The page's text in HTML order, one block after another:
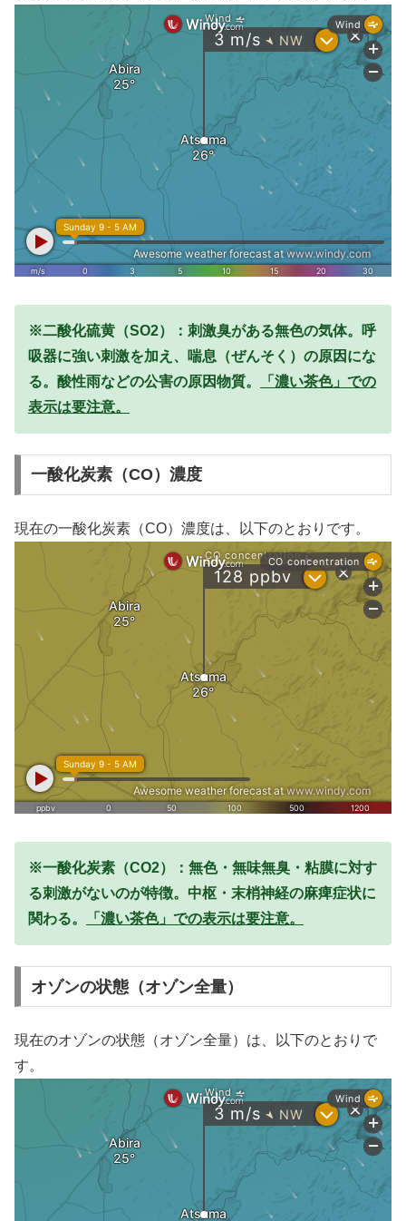
※二酸化硫黄（SO2）：刺激臭がある無色の気体。呼
吸器に強い刺激を加え、喘息（ぜんそく）の原因にな
る。酸性雨などの公害の原因物質。
「濃い茶色」での
表示は要注意。
一酸化炭素（CO）濃度
現在の一酸化炭素（CO）濃度は、以下のとおりです。
※一酸化炭素（CO2）：無色・無味無臭・粘膜に対す
る刺激がないのが特徴。中枢・末梢神経の麻痺症状に
関わる。
「濃い茶色」での表示は要注意。
オゾンの状態（オゾン全量）
現在のオゾンの状態（オゾン全量）は、以下のとおりで
す。